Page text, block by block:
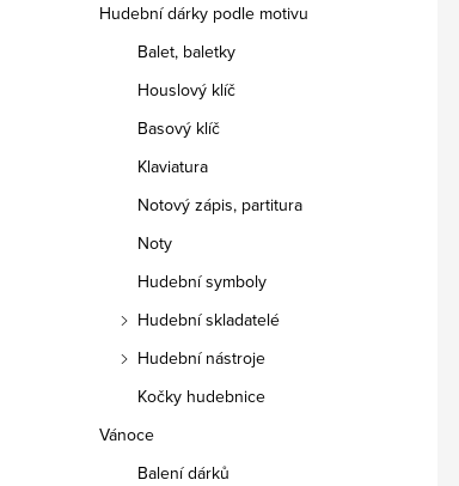
Hudební dárky podle motivu
Balet, baletky
Houslový klíč
Basový klíč
Klaviatura
Notový zápis, partitura
Noty
Hudební symboly
Hudební skladatelé
Hudební nástroje
Kočky hudebnice
Vánoce
Balení dárků